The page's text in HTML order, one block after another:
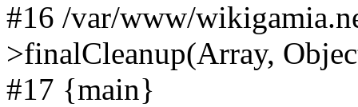
#16 /var/www/
>finalCleanup(Array,
#17 {main}